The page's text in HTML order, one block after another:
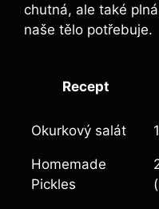
chutná, ale také
naše tělo potřebuje.
Recept
Okurkový salát
Homemade
Pickles